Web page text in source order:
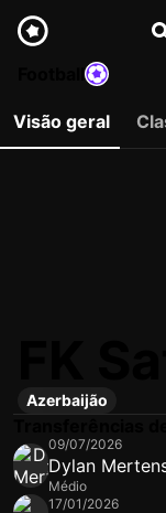
Visão geral
Azerbaijão
09/07/2026
Dylan
Médio
17/01/2026